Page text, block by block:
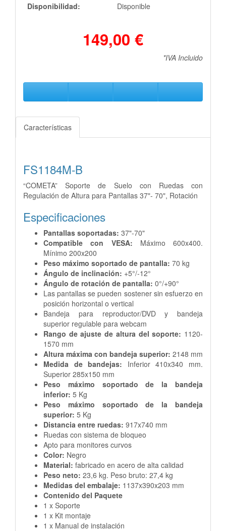
Disponibilidad:
Disponible
149,00 €
*IVA Incluido
Características
FS1184M-B
“COMETA” Soporte de Suelo con Ruedas con
Regulación de Altura para Pantallas 37"- 70", Rotación
Especificaciones
Pantallas soportadas: 37"-70"
Compatible con VESA: Máximo 600x400.
Mínimo 200x200
Peso máximo soportado de pantalla: 70 kg
Ángulo de inclinación: +5°/-12°
Ángulo de rotación de pantalla: 0°/+90°
Las pantallas se pueden sostener sin esfuerzo en
posición horizontal o vertical
Bandeja para reproductor/DVD y bandeja
superior regulable para webcam
Rango de ajuste de altura del soporte: 1120-
1570 mm
Altura máxima con bandeja superior: 2148 mm
Medida de bandejas: Inferior 410x340 mm.
Superior 285x150 mm
Peso máximo soportado de la bandeja
inferior: 5 Kg
Peso máximo soportado de la bandeja
superior: 5 Kg
Distancia entre ruedas: 917x740 mm
Ruedas con sistema de bloqueo
Apto para monitores curvos
Color: Negro
Material: fabricado en acero de alta calidad
Peso neto: 23,6 kg. Peso bruto: 27,4 kg
Medidas del embalaje: 1137x390x203 mm
Contenido del Paquete
1 x Soporte
1 x Kit montaje
1 x Manual de instalación